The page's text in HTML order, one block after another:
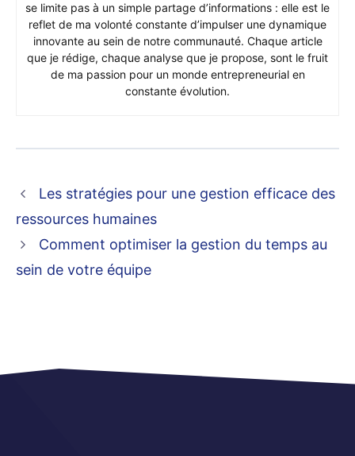
se limite pas à un simple partage d’informations : elle est le
reflet de ma volonté constante d’impulser une dynamique
innovante au sein de notre communauté. Chaque article
que je rédige, chaque analyse que je propose, sont le fruit
de ma passion pour un monde entrepreneurial en
constante évolution.
Les stratégies pour une gestion efficace des
ressources humaines
Comment optimiser la gestion du temps au
sein de votre équipe